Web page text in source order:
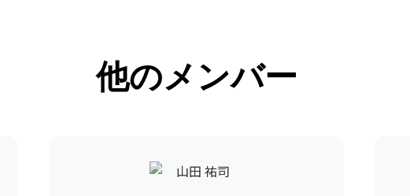
他のメンバー